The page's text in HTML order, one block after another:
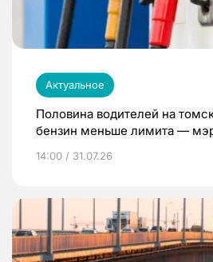
Актуальное
Половина водителей на
бензин меньше лимита —
14:00 / 31.07.26